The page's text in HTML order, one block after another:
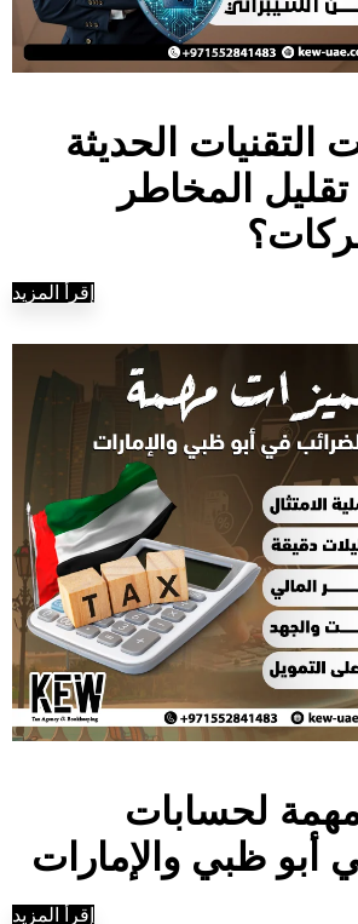
الحديثة
تقليل المخاطر
إقرأ المزيد
مهمة لحسابات
أبو ظبي والإمارات
إقرأ المزيد